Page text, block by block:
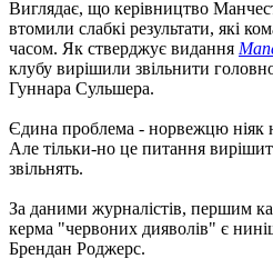
Виглядає, що керівництво
втомили слабкі результати, які
часом. Як стверджує видання
клубу вирішили звільнити
Гуннара Сульшера.
Єдина проблема - норвежцю ніяк
Але тільки-но це питання
звільнять.
За даними журналістів, першим
керма "червоних дияволів" є
Брендан Роджерс.